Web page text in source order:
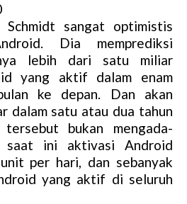
sangat optimistis
Dia memprediksi
lebih dari satu miliar
yang aktif dalam enam
ke depan. Dan akan
dalam satu atau dua tahun
bukan mengada-
saat ini aktivasi Android
per hari, dan sebanyak
yang aktif di seluruh